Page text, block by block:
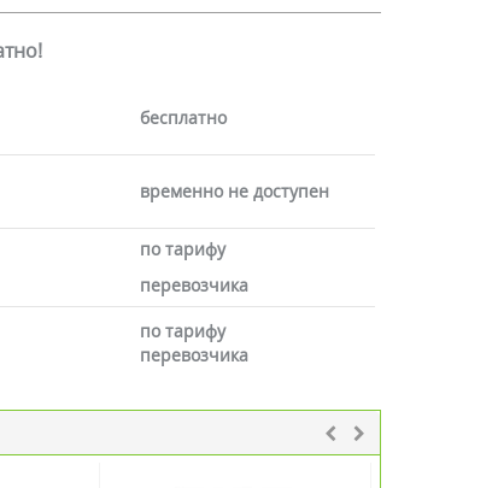
бесплатно
временно не доступен
по тарифу
перевозчика
по тарифу
перевозчика